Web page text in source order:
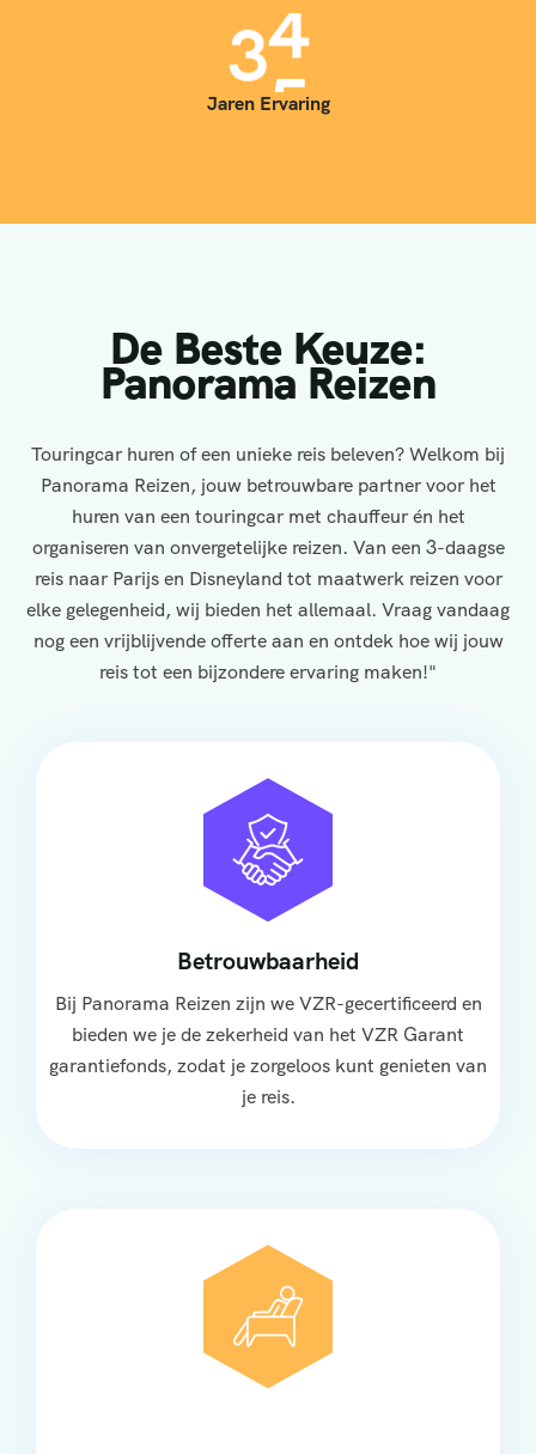
35
Jaren Ervaring
De Beste Keuze:
Panorama Reizen
Touringcar huren of een unieke reis beleven? Welkom bij
Panorama Reizen, jouw betrouwbare partner voor het
huren van een touringcar met chauffeur én het
organiseren van onvergetelijke reizen. Van een 3-daagse
reis naar Parijs en Disneyland tot maatwerk reizen voor
elke gelegenheid, wij bieden het allemaal. Vraag vandaag
nog een vrijblijvende offerte aan en ontdek hoe wij jouw
reis tot een bijzondere ervaring maken!"
Betrouwbaarheid
Bij Panorama Reizen zijn we VZR-gecertificeerd en
bieden we je de zekerheid van het VZR Garant
garantiefonds, zodat je zorgeloos kunt genieten van
je reis.